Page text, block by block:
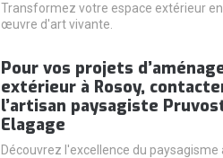
Transformez votre espace extérieur
œuvre d'art vivante.
Pour vos projets
extérieur à Rosoy,
l’artisan paysagiste
Elagage
Découvrez l'excellence du paysagisme